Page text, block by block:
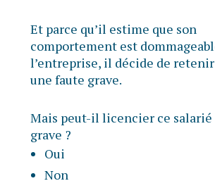
Et parce qu’il estime que son
comportement est
l’entreprise, il décide de
une faute grave.
Mais peut-il licencier ce salarié
grave ?
Oui
Non